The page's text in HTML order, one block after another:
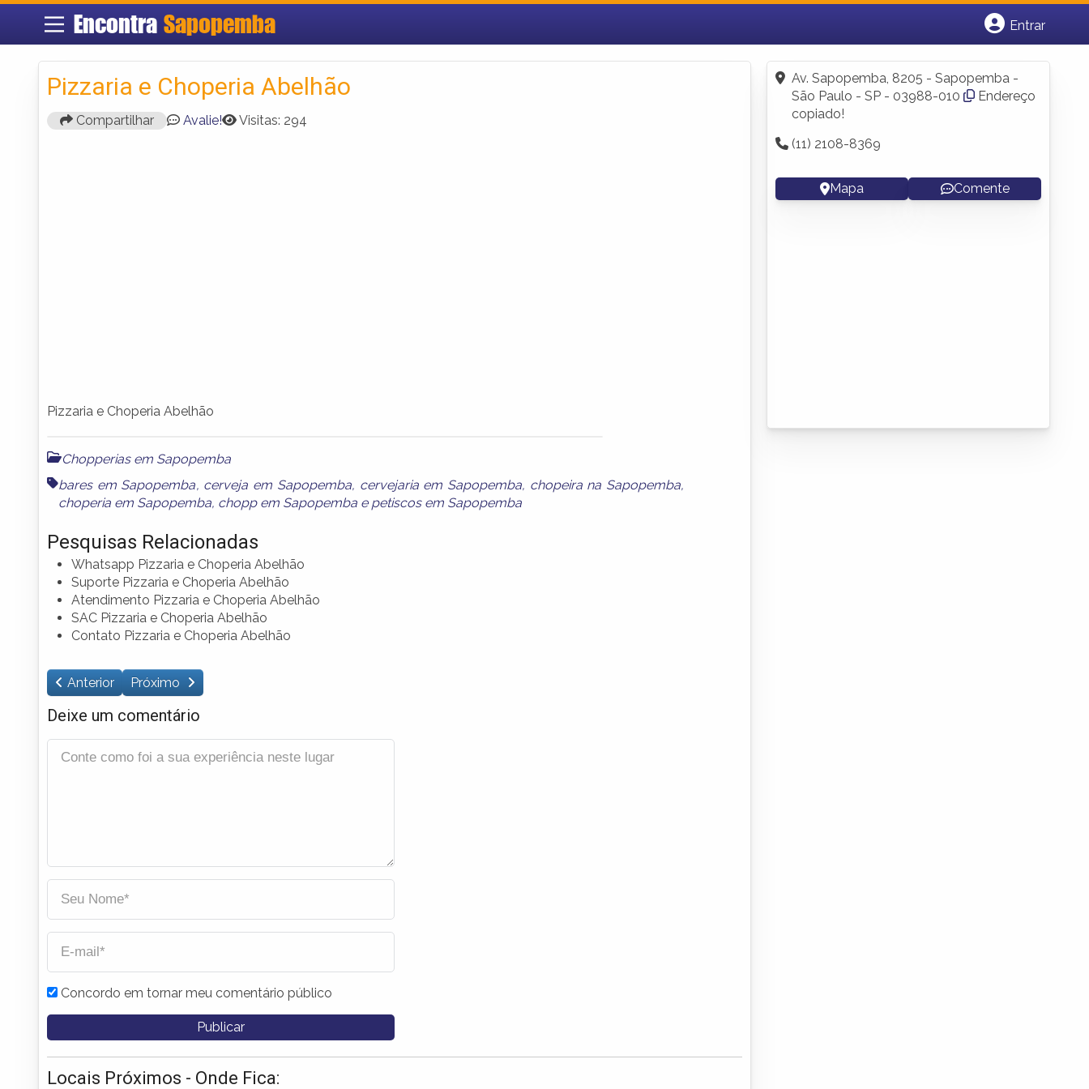
Encontra Sapopemba
Entrar
Fazer login
Criar conta
Pizzaria e Choperia Abelhão
Compartilhar Avalie! Visitas: 294
Pizzaria e Choperia Abelhão
Chopperias em Sapopemba
bares em Sapopemba, cerveja em Sapopemba, cervejaria em Sapopemba, chopeira na Sapopemba,
choperia em Sapopemba, chopp em Sapopemba e petiscos em Sapopemba
Pesquisas Relacionadas
Whatsapp Pizzaria e Choperia Abelhão
Suporte Pizzaria e Choperia Abelhão
Atendimento Pizzaria e Choperia Abelhão
SAC Pizzaria e Choperia Abelhão
Contato Pizzaria e Choperia Abelhão
Anterior Próximo
Deixe um comentário
Concordo em tornar meu comentário público
Locais Próximos - Onde Fica:
Av. Sapopemba, 8205 - Sapopemba -
São Paulo - SP - 03988-010
Endereço
copiado!
(11) 2108-8369
Mapa Comente